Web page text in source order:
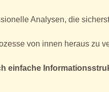
Analysen, die
von innen heraus zu
einfache